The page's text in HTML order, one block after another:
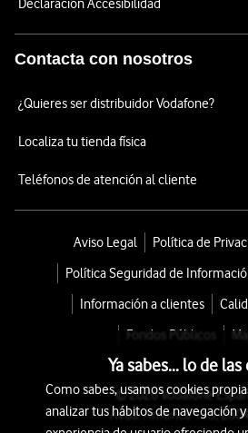
Declaración Accesibilidad
Contacta con nosotros
¿Quieres ser distribuidor Vodafone?
Localiza tu tienda física
Teléfonos de atención al cliente
Aviso Legal
Política de
Política Seguridad de
Información a clientes
Fondos Públicos
© 2026 Vodafone
Avda. América 115,
Ya sabes... lo de
Como sabes, usamos cookies
analizar tus hábitos de navegación